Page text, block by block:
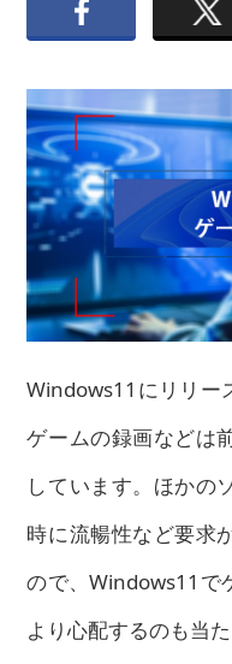
Windows11にリリー
ゲームの録画などは
しています。ほかの
時に流暢性など要求
ので、Windows11で
より心配するのも当た